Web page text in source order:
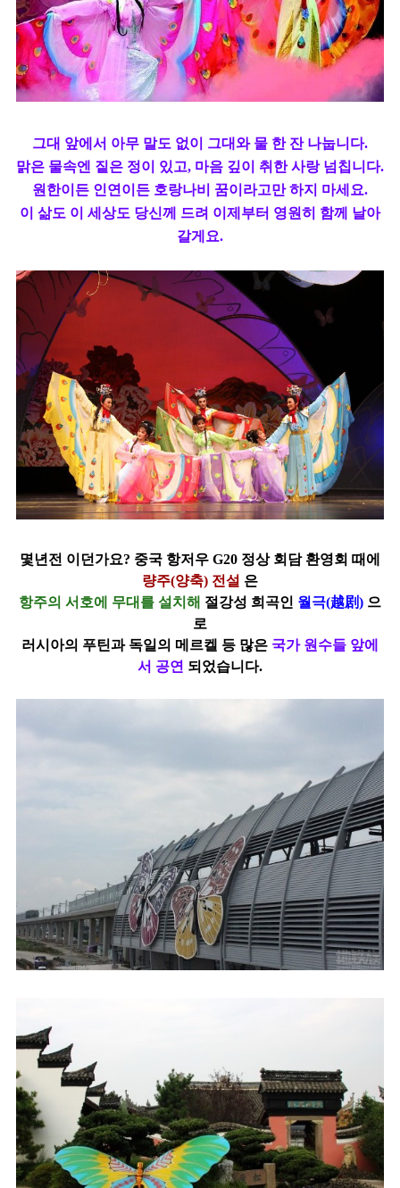
그대 앞에서 아무 말도 없이 그대와 물 한 잔 나눕니다.
맑은 물속엔 짙은 정이 있고, 마음 깊이 취한 사랑 넘칩니다.
원한이든 인연이든 호랑나비 꿈이라고만 하지 마세요.
이 삶도 이 세상도 당신께 드려 이제부터 영원히 함께 날아
갈게요.
몇년전 이던가요? 중국 항저우 G20 정상 회담 환영회 때에
량주(양축) 전설 은
항주의 서호에 무대를 설치해 절강성 희곡인 월극(越剧) 으
로
러시아의 푸틴과 독일의 메르켈 등 많은 국가 원수들 앞에
서 공연 되었습니다.